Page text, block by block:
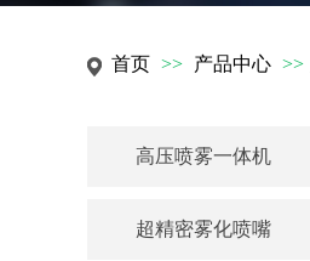
首页 >> 产品中心 >>
高压喷雾一体机
超精密雾化喷嘴